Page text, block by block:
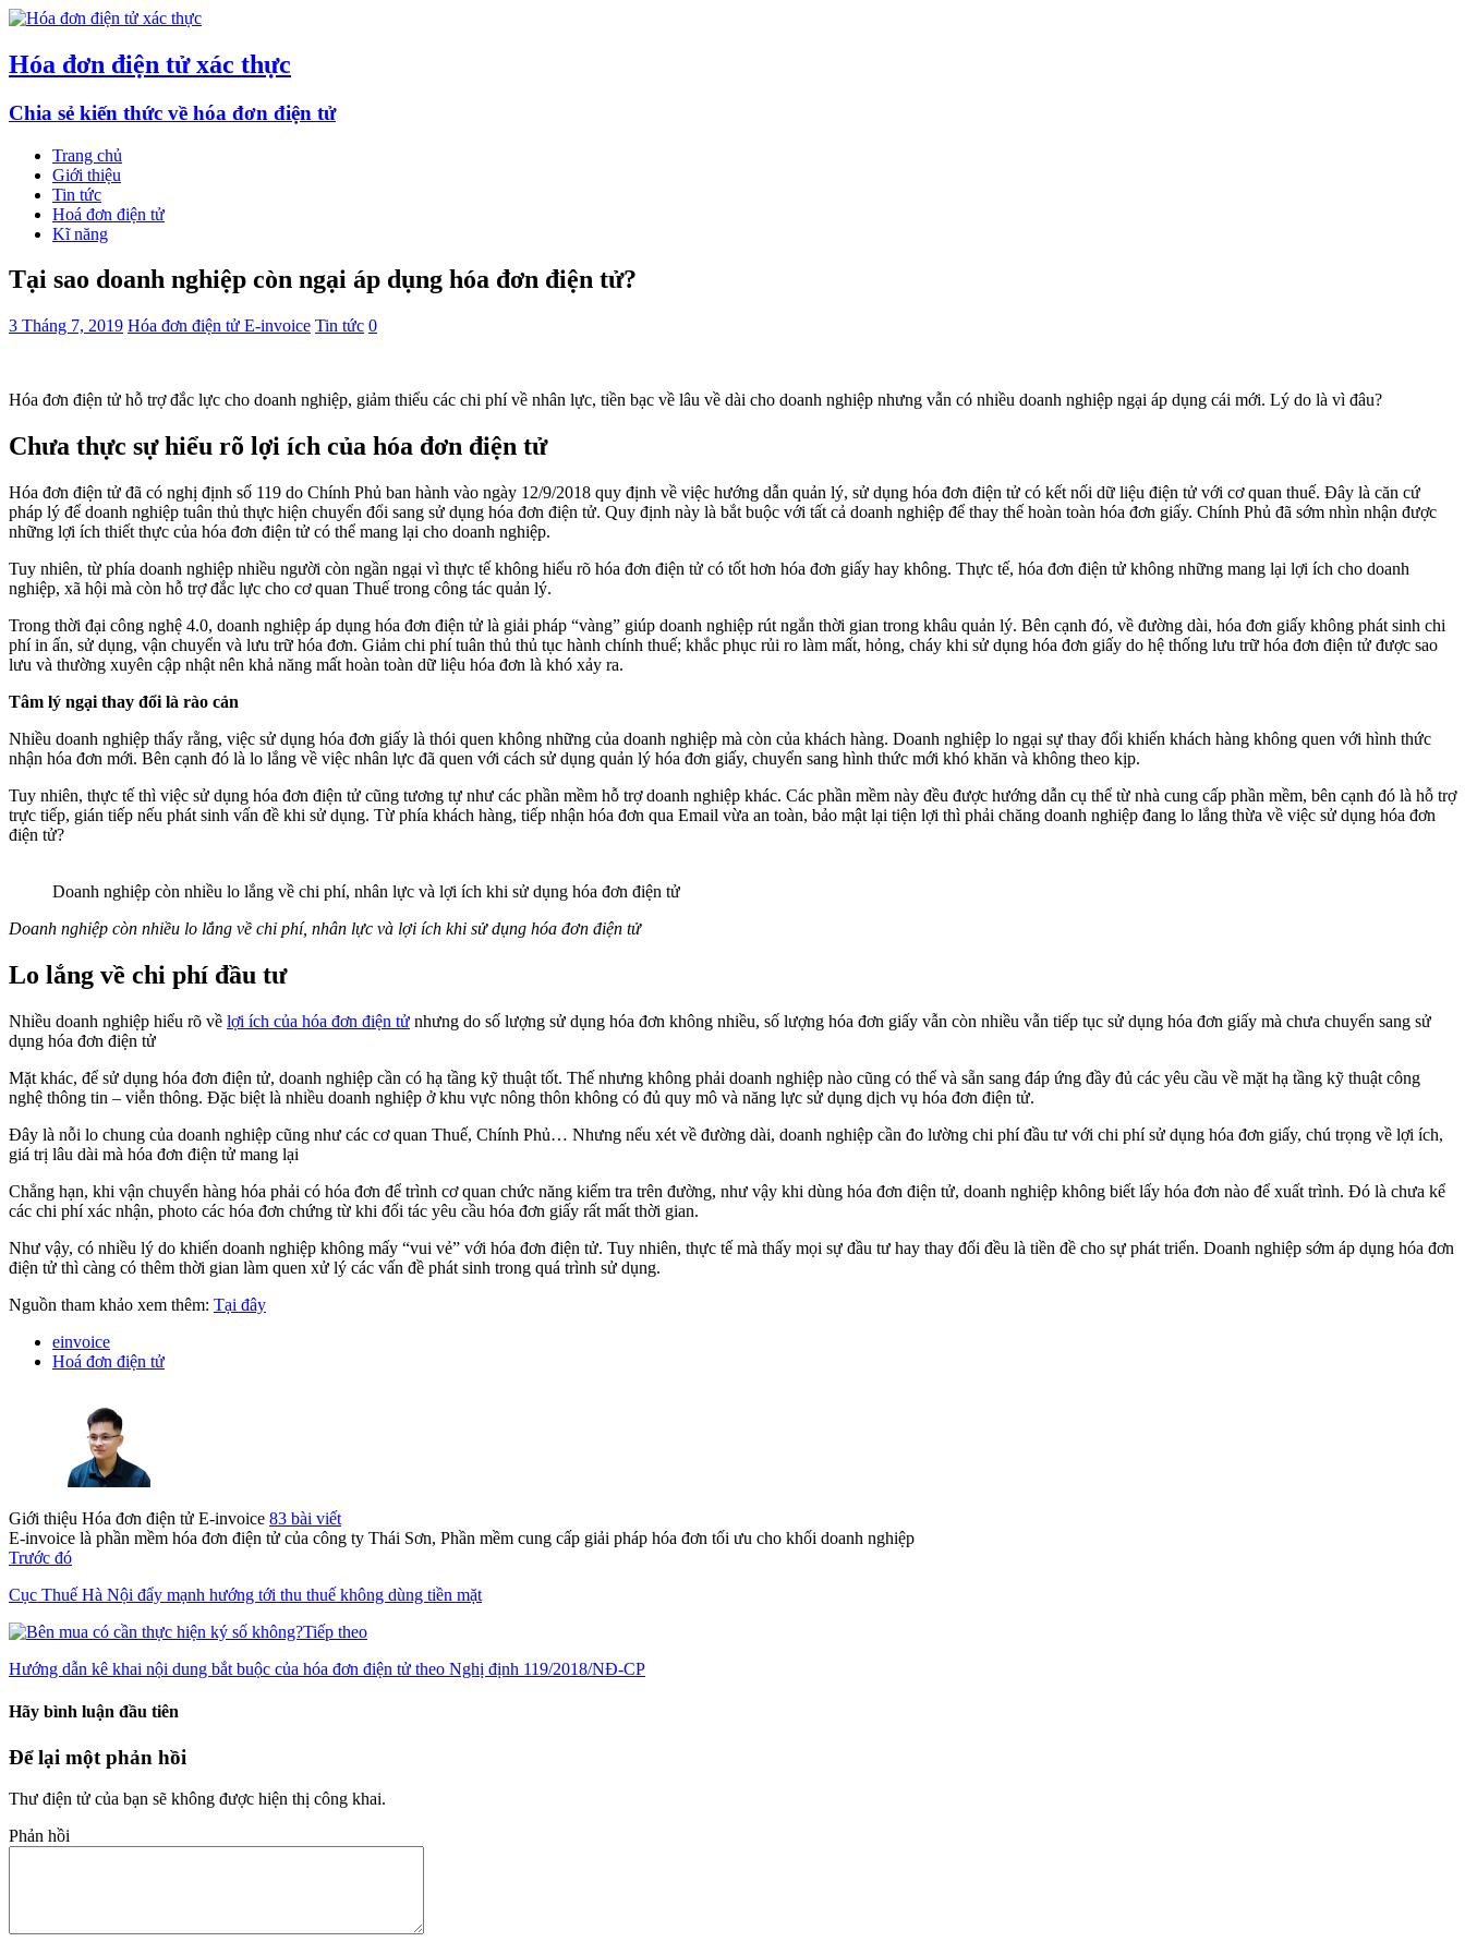
Hóa đơn điện tử xác thực
Chia sẻ kiến thức về hóa đơn điện tử
Trang chủ
Giới thiệu
Tin tức
Hoá đơn điện tử
Kĩ năng
Tại sao doanh nghiệp còn ngại áp dụng hóa đơn điện tử?
3 Tháng 7, 2019 Hóa đơn điện tử E-invoice Tin tức 0
Hóa đơn điện tử hỗ trợ đắc lực cho doanh nghiệp, giảm thiểu các chi phí về nhân lực, tiền bạc về lâu về dài cho doanh nghiệp nhưng vẫn có nhiều doanh nghiệp ngại áp dụng cái mới. Lý do là vì đâu?
Chưa thực sự hiểu rõ lợi ích của hóa đơn điện tử
Hóa đơn điện tử đã có nghị định số 119 do Chính Phủ ban hành vào ngày 12/9/2018 quy định về việc hướng dẫn quản lý, sử dụng hóa đơn điện tử có kết nối dữ liệu điện tử với cơ quan thuế. Đây là căn cứ
pháp lý để doanh nghiệp tuân thủ thực hiện chuyển đổi sang sử dụng hóa đơn điện tử. Quy định này là bắt buộc với tất cả doanh nghiệp để thay thế hoàn toàn hóa đơn giấy. Chính Phủ đã sớm nhìn nhận được
những lợi ích thiết thực của hóa đơn điện tử có thể mang lại cho doanh nghiệp.
Tuy nhiên, từ phía doanh nghiệp nhiều người còn ngần ngại vì thực tế không hiểu rõ hóa đơn điện tử có tốt hơn hóa đơn giấy hay không. Thực tế, hóa đơn điện tử không những mang lại lợi ích cho doanh
nghiệp, xã hội mà còn hỗ trợ đắc lực cho cơ quan Thuế trong công tác quản lý.
Trong thời đại công nghệ 4.0, doanh nghiệp áp dụng hóa đơn điện tử là giải pháp “vàng” giúp doanh nghiệp rút ngắn thời gian trong khâu quản lý. Bên cạnh đó, về đường dài, hóa đơn giấy không phát sinh chi
phí in ấn, sử dụng, vận chuyển và lưu trữ hóa đơn. Giảm chi phí tuân thủ thủ tục hành chính thuế; khắc phục rủi ro làm mất, hỏng, cháy khi sử dụng hóa đơn giấy do hệ thống lưu trữ hóa đơn điện tử được sao
lưu và thường xuyên cập nhật nên khả năng mất hoàn toàn dữ liệu hóa đơn là khó xảy ra.
Tâm lý ngại thay đổi là rào cản
Nhiều doanh nghiệp thấy rằng, việc sử dụng hóa đơn giấy là thói quen không những của doanh nghiệp mà còn của khách hàng. Doanh nghiệp lo ngại sự thay đổi khiến khách hàng không quen với hình thức
nhận hóa đơn mới. Bên cạnh đó là lo lắng về việc nhân lực đã quen với cách sử dụng quản lý hóa đơn giấy, chuyển sang hình thức mới khó khăn và không theo kịp.
Tuy nhiên, thực tế thì việc sử dụng hóa đơn điện tử cũng tương tự như các phần mềm hỗ trợ doanh nghiệp khác. Các phần mềm này đều được hướng dẫn cụ thể từ nhà cung cấp phần mềm, bên cạnh đó là hỗ trợ
trực tiếp, gián tiếp nếu phát sinh vấn đề khi sử dụng. Từ phía khách hàng, tiếp nhận hóa đơn qua Email vừa an toàn, bảo mật lại tiện lợi thì phải chăng doanh nghiệp đang lo lắng thừa về việc sử dụng hóa đơn
điện tử?
Doanh nghiệp còn nhiều lo lắng về chi phí, nhân lực và lợi ích khi sử dụng hóa đơn điện tử
Doanh nghiệp còn nhiều lo lắng về chi phí, nhân lực và lợi ích khi sử dụng hóa đơn điện tử
Lo lắng về chi phí đầu tư
Nhiều doanh nghiệp hiểu rõ về lợi ích của hóa đơn điện tử nhưng do số lượng sử dụng hóa đơn không nhiều, số lượng hóa đơn giấy vẫn còn nhiều vẫn tiếp tục sử dụng hóa đơn giấy mà chưa chuyển sang sử
dụng hóa đơn điện tử
Mặt khác, để sử dụng hóa đơn điện tử, doanh nghiệp cần có hạ tầng kỹ thuật tốt. Thế nhưng không phải doanh nghiệp nào cũng có thể và sẵn sang đáp ứng đầy đủ các yêu cầu về mặt hạ tầng kỹ thuật công
nghệ thông tin – viễn thông. Đặc biệt là nhiều doanh nghiệp ở khu vực nông thôn không có đủ quy mô và năng lực sử dụng dịch vụ hóa đơn điện tử.
Đây là nỗi lo chung của doanh nghiệp cũng như các cơ quan Thuế, Chính Phủ… Nhưng nếu xét về đường dài, doanh nghiệp cần đo lường chi phí đầu tư với chi phí sử dụng hóa đơn giấy, chú trọng về lợi ích,
giá trị lâu dài mà hóa đơn điện tử mang lại
Chẳng hạn, khi vận chuyển hàng hóa phải có hóa đơn để trình cơ quan chức năng kiểm tra trên đường, như vậy khi dùng hóa đơn điện tử, doanh nghiệp không biết lấy hóa đơn nào để xuất trình. Đó là chưa kể
các chi phí xác nhận, photo các hóa đơn chứng từ khi đối tác yêu cầu hóa đơn giấy rất mất thời gian.
Như vậy, có nhiều lý do khiến doanh nghiệp không mấy “vui vẻ” với hóa đơn điện tử. Tuy nhiên, thực tế mà thấy mọi sự đầu tư hay thay đổi đều là tiền đề cho sự phát triển. Doanh nghiệp sớm áp dụng hóa đơn
điện tử thì càng có thêm thời gian làm quen xử lý các vấn đề phát sinh trong quá trình sử dụng.
Nguồn tham khảo xem thêm: Tại đây
einvoice
Hoá đơn điện tử
Giới thiệu Hóa đơn điện tử E-invoice 83 bài viết
E-invoice là phần mềm hóa đơn điện tử của công ty Thái Sơn, Phần mềm cung cấp giải pháp hóa đơn tối ưu cho khối doanh nghiệp
Trước đó
Cục Thuế Hà Nội đẩy mạnh hướng tới thu thuế không dùng tiền mặt
Tiếp theo
Hướng dẫn kê khai nội dung bắt buộc của hóa đơn điện tử theo Nghị định 119/2018/NĐ-CP
Hãy bình luận đầu tiên
Để lại một phản hồi
Thư điện tử của bạn sẽ không được hiện thị công khai.
Phản hồi